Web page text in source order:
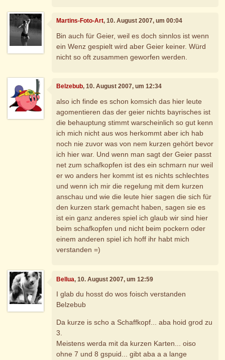
Martins-Foto-Art, 10. August 2007, um 00:04
Bin auch für Geier, weil es doch sinnlos ist wenn
ein Wenz gespielt wird aber Geier keiner. Würd
nicht so oft zusammen geworfen werden.
Belzebub, 10. August 2007, um 12:34
also ich finde es schon komsich das hier leute
agomentieren das der geier nichts bayrisches ist
die behauptung stimmt warscheinlich so gut kenn
ich mich nicht aus wos herkommt aber ich hab
noch nie zuvor was von nem kurzen gehört bevor
ich hier war. Und wenn man sagt der Geier passt
net zum schafkopfen ist des ein schmarn nur weil
er wo anders her kommt ist es nichts schlechtes
und wenn ich mir die regelung mit dem kurzen
anschau und wie die leute hier sagen die sich für
den kurzen stark gemacht haben, sagen sie es
ist ein ganz anderes spiel ich glaub wir sind hier
beim schafkopfen und nicht beim pockern oder
einem anderen spiel ich hoff ihr habt mich
verstanden =)
Bellua, 10. August 2007, um 12:59
I glab du hosst do wos foisch verstanden
Belzebub
Da kurze is scho a Schaffkopf... aba hoid grod zu
3.
Meistens werda mit da kurzen Karten... oiso
ohne 7 und 8 gspuid... gibt aba a a lange